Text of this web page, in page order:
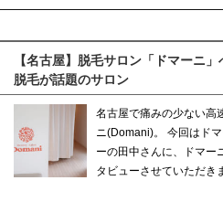
【名古屋】脱毛サロン「ドマーニ
脱毛が話題のサロン
名古屋で痛みの少ない高
ニ(Domani)。 今回はド
ーの田中さんに、ドマー
タビューさせていただき